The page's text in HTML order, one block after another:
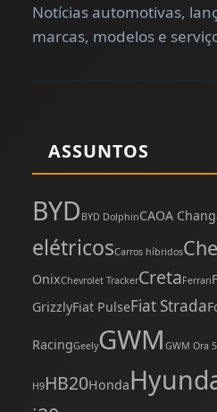
Notícias automotivas,
marcas, modelos e
ASSUNTOS
BYD BYD DolphinCAOA
elétricosCarros híbridos
OnixChevrolet TrackerCretaFerrari
GrizzlyFiat PulseFiat Strada
RacingGeelyGWM GWM Ora 5
H9HB20Honda